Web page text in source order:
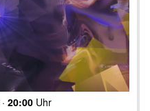
· 20:00 Uhr